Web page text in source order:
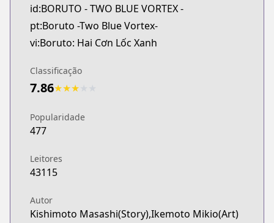
id:BORUTO - TWO BLUE VORTEX -
pt:Boruto -Two Blue Vortex-
vi:Boruto: Hai Cơn Lốc Xanh
Classificação
7.86★★★
Popularidade
477
Leitores
43115
Autor
Kishimoto Masashi(Story),Ikemoto Mikio(Art)